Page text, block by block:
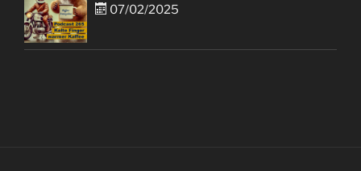
07/02/2025